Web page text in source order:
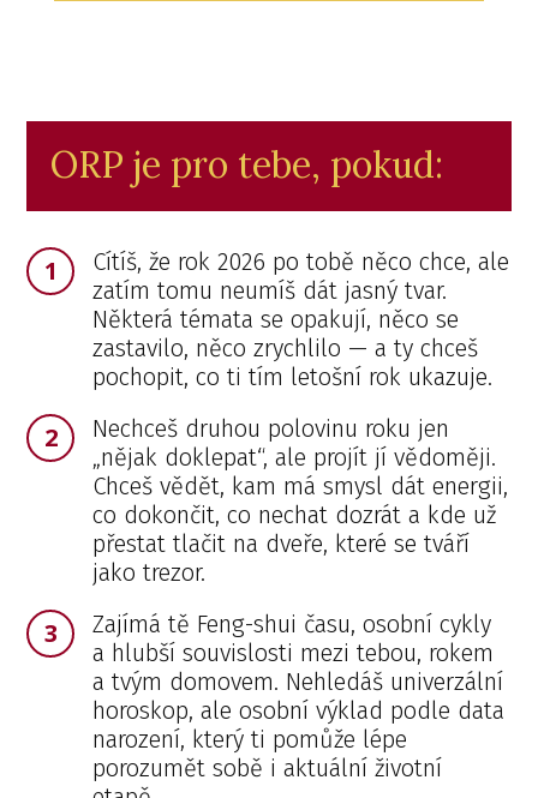
ORP je pro tebe, pokud:
1
Cítíš, že rok 2026 po tobě něco chce, ale
zatím tomu neumíš dát jasný tvar.
Některá témata se opakují, něco se
zastavilo, něco zrychlilo — a ty chceš
pochopit, co ti tím letošní rok ukazuje.
2
Nechceš druhou polovinu roku jen
„nějak doklepat“, ale projít jí vědoměji.
Chceš vědět, kam má smysl dát energii,
co dokončit, co nechat dozrát a kde už
přestat tlačit na dveře, které se tváří
jako trezor.
3
Zajímá tě Feng-shui času, osobní cykly
a hlubší souvislosti mezi tebou, rokem
a tvým domovem. Nehledáš univerzální
horoskop, ale osobní výklad podle data
narození, který ti pomůže lépe
porozumět sobě i aktuální životní